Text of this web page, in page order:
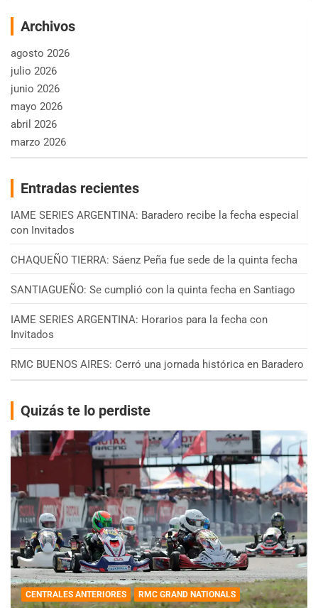
Archivos
agosto 2026
julio 2026
junio 2026
mayo 2026
abril 2026
marzo 2026
Entradas recientes
IAME SERIES ARGENTINA: Baradero recibe la fecha especial
con Invitados
CHAQUEÑO TIERRA: Sáenz Peña fue sede de la quinta fecha
SANTIAGUEÑO: Se cumplió con la quinta fecha en Santiago
IAME SERIES ARGENTINA: Horarios para la fecha con
Invitados
RMC BUENOS AIRES: Cerró una jornada histórica en Baradero
Quizás te lo perdiste
CENTRALES ANTERIORES RMC GRAND NATIONALS